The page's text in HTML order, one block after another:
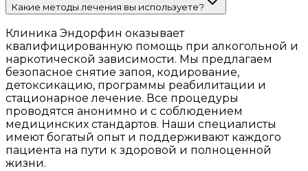
Какие методы лечения вы используете?
Клиника Эндорфин оказывает
квалифицированную помощь при алкогольной и
наркотической зависимости. Мы предлагаем
безопасное снятие запоя, кодирование,
детоксикацию, программы реабилитации и
стационарное лечение. Все процедуры
проводятся анонимно и с соблюдением
медицинских стандартов. Наши специалисты
имеют богатый опыт и поддерживают каждого
пациента на пути к здоровой и полноценной
жизни.